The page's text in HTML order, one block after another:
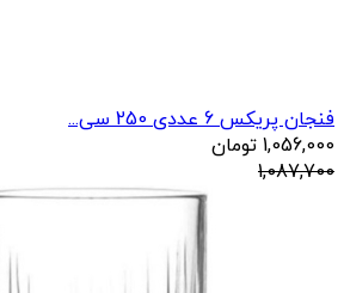
فنجان پریکس 6 عددی 250 سی...
1,056,000 تومان
1,087,700